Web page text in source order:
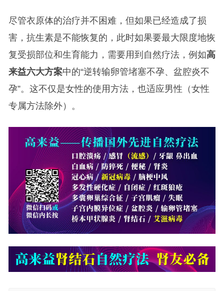
尽管衣原体的治疗并不困难，但如果已经造成了损
害，抗生素是不能恢复的，此时如果要最大限度地恢
复受损部位和生育能力，需要用到自然疗法，例如高
来益六大方案中的“逆转输卵管堵塞不孕、盆腔炎不
孕”。这不仅是女性的使用方法，也适应男性（女性
专属方法除外）。